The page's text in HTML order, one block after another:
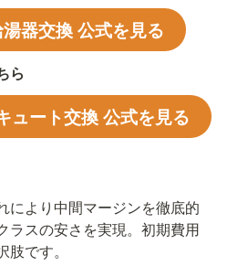
器交換 公式を見る
ら
ュート交換 公式を見る
により中間マージンを徹底的
ラスの安さを実現。初期費用
です。